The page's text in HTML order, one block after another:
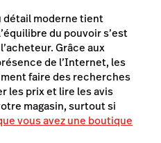
détail moderne tient
du pouvoir s’est
Grâce aux
de l’Internet, les
faire des recherches
les prix et lire les avis
magasin, surtout si
vous avez une boutique